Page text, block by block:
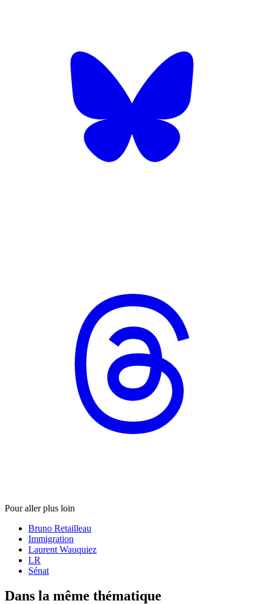
Pour aller plus loin
Bruno Retailleau
Immigration
Laurent Wauquiez
LR
Sénat
Dans la même thématique